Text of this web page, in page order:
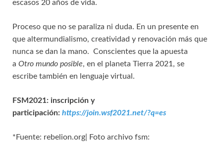
escasos 20 años de vida.
Proceso que no se paraliza ni duda. En un presente en
que altermundialismo, creatividad y renovación más que
nunca se dan la mano. Conscientes que la apuesta
a Otro mundo posible, en el planeta Tierra 2021, se
escribe también en lenguaje virtual.
FSM2021: inscripción y
participación: https://join.wsf2021.net/?q=es
*Fuente: rebelion.org| Foto archivo fsm: